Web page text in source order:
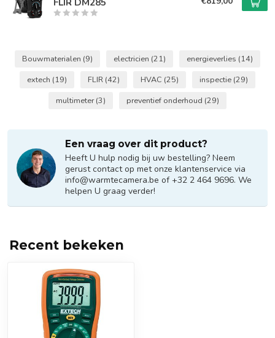
Bouwmaterialen (9) electricien (21) energieverlies (14)
extech (19) FLIR (42) HVAC (25) inspectie (29)
multimeter(3) preventief onderhoud (29)
Een vraag over dit product?
Heeft U hulp nodig bij uw bestelling? Neem
gerust contact op met onze klantenservice via
info@warmtecamera.be of +32 2 464 9696. We
helpen U graag verder!
Recent bekeken